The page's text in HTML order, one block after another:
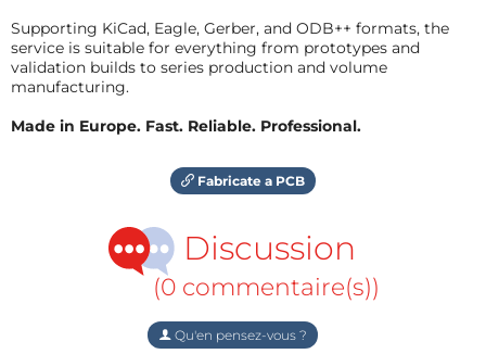
Supporting KiCad, Eagle, Gerber, and ODB++ formats, the
service is suitable for everything from prototypes and
validation builds to series production and volume
manufacturing.
Made in Europe. Fast. Reliable. Professional.
Fabricate a PCB
Discussion
(0 commentaire(s))
Qu'en pensez-vous ?